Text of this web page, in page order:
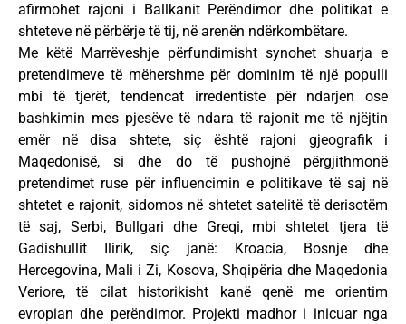
afirmohet rajoni i Ballkanit Perëndimor dhe politikat e
shteteve në përbërje të tij, në arenën ndërkombëtare.
Me këtë Marrëveshje përfundimisht synohet shuarja e
pretendimeve të mëhershme për dominim të një populli
mbi të tjerët, tendencat irredentiste për ndarjen ose
bashkimin mes pjesëve të ndara të rajonit me të njëjtin
emër në disa shtete, siç është rajoni gjeografik i
Maqedonisë, si dhe do të pushojnë përgjithmonë
pretendimet ruse për influencimin e politikave të saj në
shtetet e rajonit, sidomos në shtetet satelitë të derisotëm
të saj, Serbi, Bullgari dhe Greqi, mbi shtetet tjera të
Gadishullit Ilirik, siç janë: Kroacia, Bosnje dhe
Hercegovina, Mali i Zi, Kosova, Shqipëria dhe Maqedonia
Veriore, të cilat historikisht kanë qenë me orientim
evropian dhe perëndimor. Projekti madhor i inicuar nga